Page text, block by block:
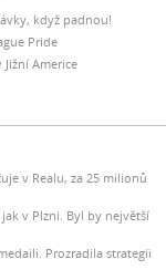
když padnou!
Pride
Americe
v Realu, za 25 milionů
v Plzni. Byl by největší
Prozradila strategii